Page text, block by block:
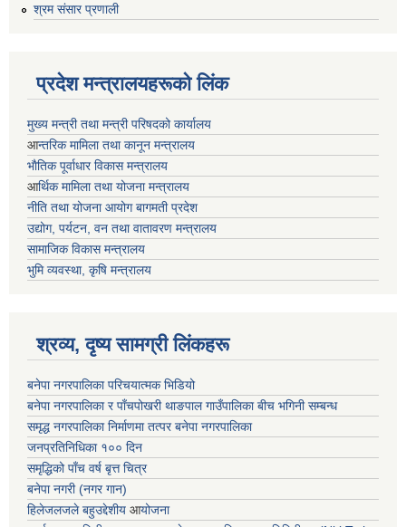
श्रम संसार प्रणाली
प्रदेश मन्त्रालयहरूको लिंक
मुख्य मन्त्री तथा मन्त्री परिषदको कार्यालय
आन्तरिक मामिला तथा कानून मन्त्रालय
भाैतिक पूर्वाधार विकास मन्त्रालय
आर्थिक मामिला तथा योजना मन्त्रालय
नीति तथा योजना आयोग बागमती प्रदेश
उद्योग, पर्यटन, वन तथा वातावरण मन्त्रालय
सामाजिक विकास मन्त्रालय
भुमि व्यवस्था, कृषि मन्त्रालय
श्रव्य, दृष्य सामग्री लिंकहरू
बनेपा नगरपालिका परिचयात्मक भिडियो
बनेपा नगरपालिका र पाँचपोखरी थाङपाल गाउँपालिका बीच भगिनी सम्बन्ध
समृद्ध नगरपालिका निर्माणमा तत्पर बनेपा नगरपालिका
जनप्रतिनिधिका १०० दिन
समृद्धिको पाँच वर्ष बृत्त चित्र
बनेपा नगरी (नगर गान)
हिलेजलजले बहुउद्देशीय आयोजना